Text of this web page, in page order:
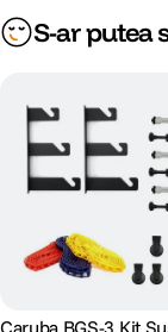
S-ar putea
Caruba BGS-3 Kit